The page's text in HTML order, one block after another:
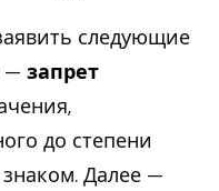
следующие
— запрет
до степени
Далее —